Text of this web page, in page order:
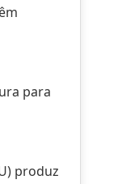
para
produz